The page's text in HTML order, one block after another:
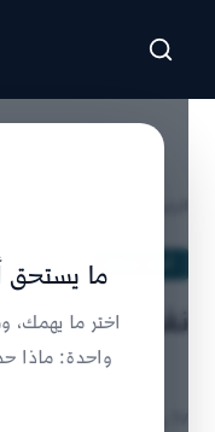
تخطى للمحتوى الرئيسي
نفط عمان يتخطى 73
ما
اختر ما
واحدة: ماذا